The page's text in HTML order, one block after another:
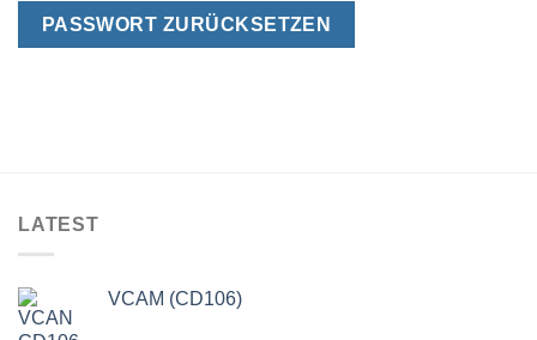
PASSWORT ZURÜCKSETZEN
LATEST
VCAM (CD106)